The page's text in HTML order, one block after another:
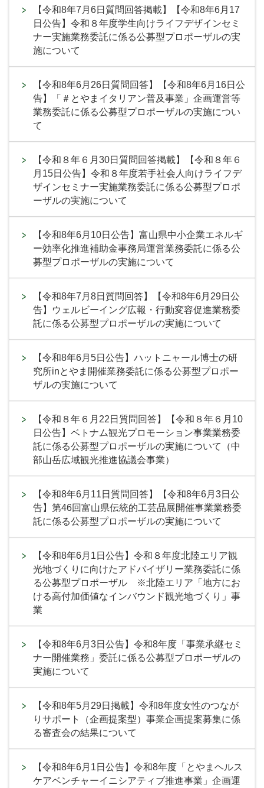
【令和8年7月6日質問回答掲載】【令和8年6月17
日公告】令和８年度学生向けライフデザインセミ
ナー実施業務委託に係る公募型プロポーザルの実
施について
【令和8年6月26日質問回答】【令和8年6月16日公
告】「＃とやまイタリアン普及事業」企画運営等
業務委託に係る公募型プロポーザルの実施につい
て
【令和８年６月30日質問回答掲載】【令和８年６
月15日公告】令和８年度若手社会人向けライフデ
ザインセミナー実施業務委託に係る公募型プロポ
ーザルの実施について
【令和8年6月10日公告】富山県中小企業エネルギ
ー効率化推進補助金事務局運営業務委託に係る公
募型プロポーザルの実施について
【令和8年7月8日質問回答】【令和8年6月29日公
告】ウェルビーイング広報・行動変容促進業務委
託に係る公募型プロポーザルの実施について
【令和8年6月5日公告】ハットニャール博士の研
究所inとやま開催業務委託に係る公募型プロポー
ザルの実施について
【令和８年６月22日質問回答】【令和８年６月10
日公告】ベトナム観光プロモーション事業業務委
託に係る公募型プロポーザルの実施について（中
部山岳広域観光推進協議会事業）
【令和8年6月11日質問回答】【令和8年6月3日公
告】第46回富山県伝統的工芸品展開催事業業務委
託に係る公募型プロポーザルの実施について
【令和8年6月1日公告】令和８年度北陸エリア観
光地づくりに向けたアドバイザリー業務委託に係
る公募型プロポーザル ※北陸エリア「地方にお
ける高付加価値なインバウンド観光地づくり」事
業
【令和8年6月3日公告】令和8年度「事業承継セミ
ナー開催業務」委託に係る公募型プロポーザルの
実施について
【令和8年5月29日掲載】令和8年度女性のつなが
りサポート（企画提案型）事業企画提案募集に係
る審査会の結果について
【令和8年6月1日公告】令和8年度「とやまヘルス
ケアベンチャーイニシアティブ推進事業」企画運